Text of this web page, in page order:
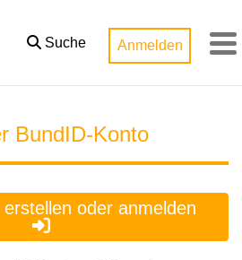
Suche Anmelden
BundID-Konto
oder anmelden